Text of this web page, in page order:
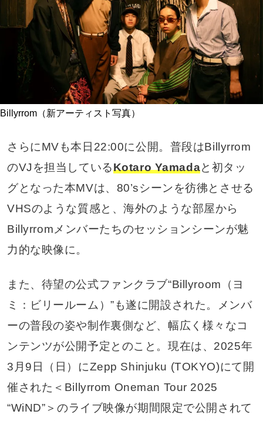
Billyrrom（新アーティスト写真）
さらにMVも本日22:00に公開。普段はBillyrrom
のVJを担当しているKotaro Yamadaと初タッ
グとなった本MVは、80’sシーンを彷彿とさせる
VHSのような質感と、海外のような部屋から
Billyrromメンバーたちのセッションシーンが魅
力的な映像に。
また、待望の公式ファンクラブ“Billyroom（ヨ
ミ：ビリールーム）”も遂に開設された。メンバ
ーの普段の姿や制作裏側など、幅広く様々なコ
ンテンツが公開予定とのこと。現在は、2025年
3月9日（日）にZepp Shinjuku (TOKYO)にて開
催された＜Billyrrom Oneman Tour 2025
“WiND”＞のライブ映像が期間限定で公開されて